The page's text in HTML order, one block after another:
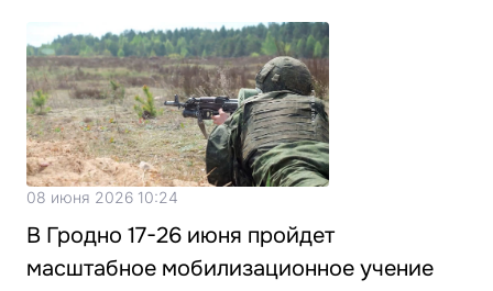
08 июня 2026 10:24
В Гродно 17-26 июня пройдет
масштабное мобилизационное учение